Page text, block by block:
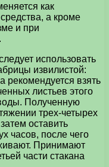
как
а кроме
и при
использовать
извилистой:
рекомендуется взять
листьев этого
Полученную
трех-четырех
оставить
часов, после чего
Принимают
части стакана